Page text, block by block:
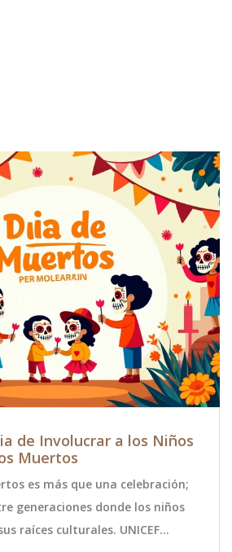
de Involucrar a los Niños
Muertos
es más que una celebración;
generaciones donde los niños
raíces culturales. UNICEF